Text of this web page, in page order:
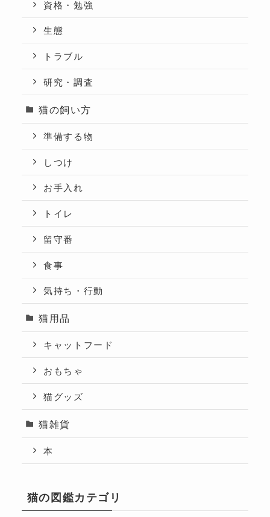
資格・勉強
生態
トラブル
研究・調査
猫の飼い方
準備する物
しつけ
お手入れ
トイレ
留守番
食事
気持ち・行動
猫用品
キャットフード
おもちゃ
猫グッズ
猫雑貨
本
猫の図鑑カテゴリ